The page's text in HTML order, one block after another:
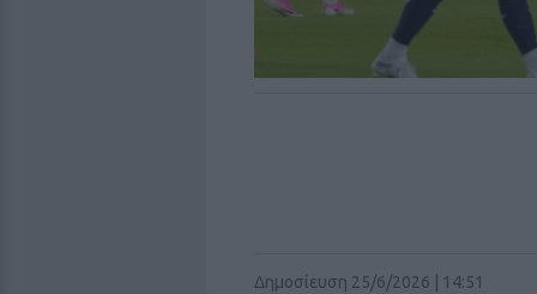
Δημοσίευση 25/6/2026 | 14:51